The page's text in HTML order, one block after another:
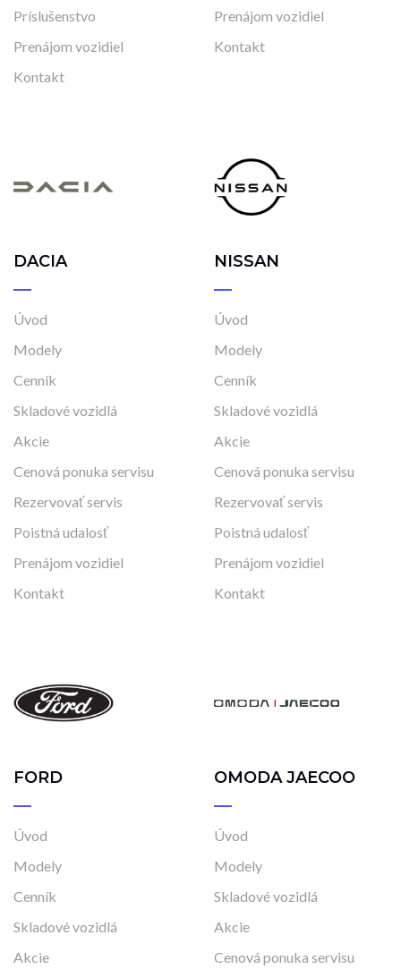
Príslušenstvo
Prenájom vozidiel
Kontakt
Prenájom vozidiel
Kontakt
DACIA
Úvod
Modely
Cenník
Skladové vozidlá
Akcie
Cenová ponuka servisu
Rezervovať servis
Poistná udalosť
Prenájom vozidiel
Kontakt
NISSAN
Úvod
Modely
Cenník
Skladové vozidlá
Akcie
Cenová ponuka servisu
Rezervovať servis
Poistná udalosť
Prenájom vozidiel
Kontakt
FORD
Úvod
Modely
Cenník
Skladové vozidlá
Akcie
OMODA JAECOO
Úvod
Modely
Skladové vozidlá
Akcie
Cenová ponuka servisu